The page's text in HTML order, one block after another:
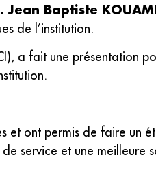
Baptiste
de l’institution.
a fait une présentation
et ont permis de faire
service et une meilleure